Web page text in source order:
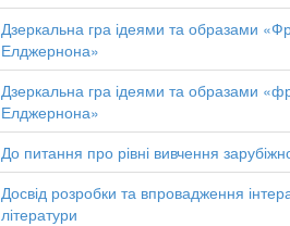
Дзеркальна гра ідеями та образами
Елджернона»
Дзеркальна гра ідеями та образами
Елджернона»
До питання про рівні вивчення
Досвід розробки та впровадження
літератури